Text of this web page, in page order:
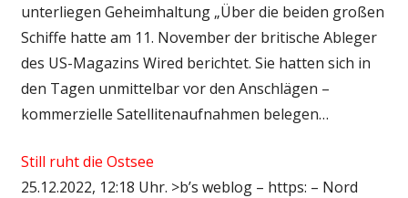
unterliegen Geheimhaltung „Über die beiden großen
Schiffe hatte am 11. November der britische Ableger
des US-Magazins Wired berichtet. Sie hatten sich in
den Tagen unmittelbar vor den Anschlägen –
kommerzielle Satellitenaufnahmen belegen…
Still ruht die Ostsee
25.12.2022, 12:18 Uhr. >b’s weblog – https: – Nord